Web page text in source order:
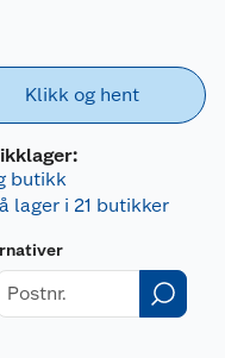
Klikk og hent
butikk
lager i 21 butikker